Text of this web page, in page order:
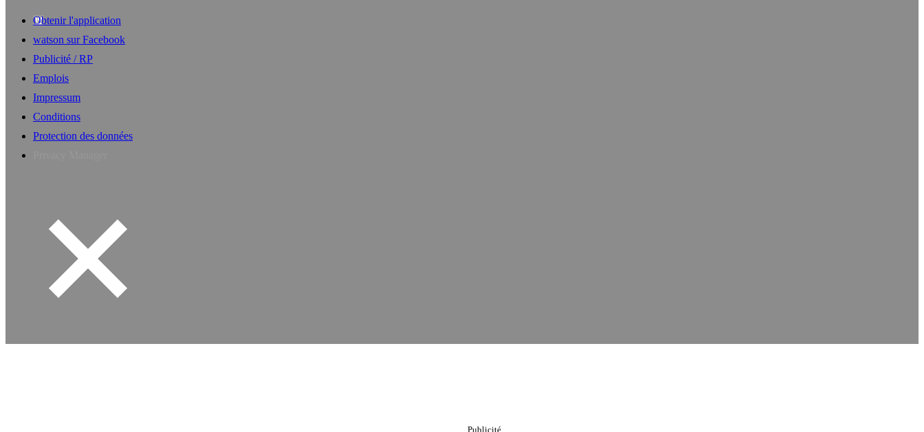
Obtenir l'application
watson sur Facebook
Publicité / RP
Emplois
Impressum
Conditions
Protection des données